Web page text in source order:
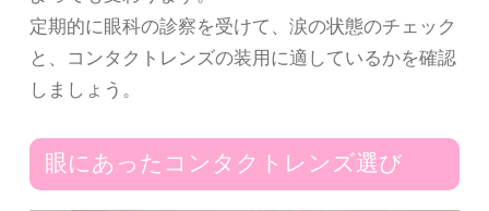
定期的に眼科の診察を受けて、涙の状態のチェック
と、コンタクトレンズの装用に適しているかを確認
しましょう。
眼にあったコンタクトレンズ選び